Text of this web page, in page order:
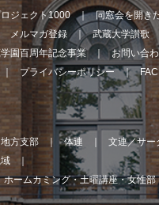
ジェクト1000 同窓会を開き
メルマガ登録 武蔵大学讃歌
園百周年記念事業
お問い合
プライバシーポリシー
地方支部 体連 文連／サー
ホームカミング・土曜講座・女性